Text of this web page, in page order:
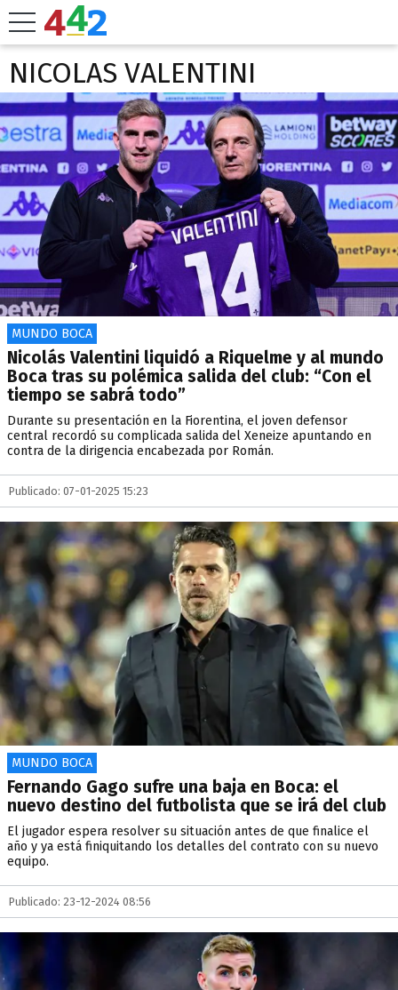
NICOLAS VALENTINI
MUNDO BOCA
Nicolás Valentini liquidó a Riquelme y al mundo
Boca tras su polémica salida del club: “Con el
tiempo se sabrá todo”
Durante su presentación en la Fiorentina, el joven defensor
central recordó su complicada salida del Xeneize apuntando en
contra de la dirigencia encabezada por Román.
Publicado: 07-01-2025 15:23
MUNDO BOCA
Fernando Gago sufre una baja en Boca: el
nuevo destino del futbolista que se irá del club
El jugador espera resolver su situación antes de que finalice el
año y ya está finiquitando los detalles del contrato con su nuevo
equipo.
Publicado: 23-12-2024 08:56